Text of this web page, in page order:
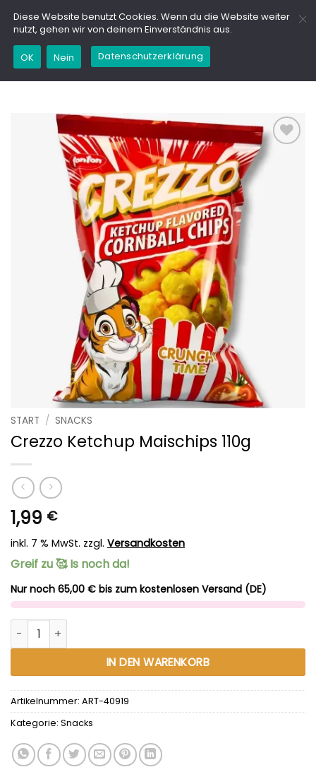
Inhalt
springen
Kaufe dieses Produkt und erhalte 9,95
Add to
wishlist
START / SNACKS
Crezzo Ketchup Maischips 110g
1,99 €
inkl. 7 % MwSt. zzgl. Versandkosten
Greif zu 🥰 Is noch da!
Nur noch 65,00 € bis zum kostenlosen Versand (DE)
Crezzo Ketchup Maischips 110g Menge
IN DEN WARENKORB
Alternative:
Artikelnummer: ART-40919
Kategorie: Snacks
Diese Website benutzt Cookies. Wenn du die Website weiter
nutzt, gehen wir von deinem Einverständnis aus.
OK Nein Datenschutzerklärung